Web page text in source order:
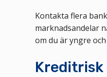
Kontakta flera
marknadsandelar
om du är yngre
Kreditrisk